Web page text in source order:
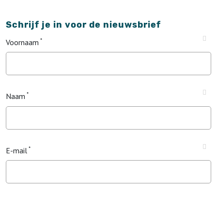
Schrijf je in voor de nieuwsbrief
Voornaam
Naam
E-mail